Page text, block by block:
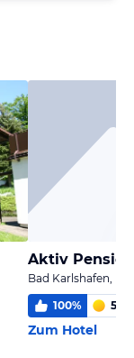
Aktiv
Bad Karlshafen,
100% 5,0
Zum Hotel